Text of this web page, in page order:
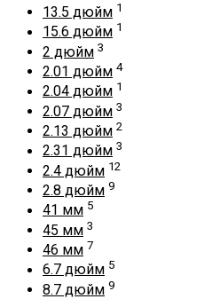
13.5 дюйм 1
15.6 дюйм 1
2 дюйм 3
2.01 дюйм 4
2.04 дюйм 1
2.07 дюйм 3
2.13 дюйм 2
2.31 дюйм 3
2.4 дюйм 12
2.8 дюйм 9
41 мм 5
45 мм 3
46 мм 7
6.7 дюйм 5
8.7 дюйм 9